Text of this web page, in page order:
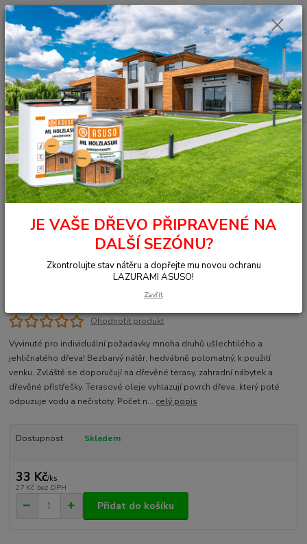
Menu
Hledat
+420 377 441 961 0ks
za 0,00 Kč
Úvod OSMO - přírodní oleje Na dřevo ven Terasy
Terasový olej
007 Teras.olej Teak bezbarvý 0,005 l
007 Teras.olej Teak bezbarvý
0,005 l
Ohodnotit produkt
Vyvinuté pro individuální požadavky mnoha druhů ušlechtilého a
jehličnatého dřeva! Bezbarvý nátěr, hedvábně polomatný, k použití
venku. Zvláště se doporučují na dřevěné terasy, zahradní nábytek a
dřevěné přístřešky. Terasové oleje vyhlazují povrch dřeva, který poté
odpuzuje vodu a nečistoty. Počet n... celý popis
Dostupnost Skladem
33 Kč/ks
27 Kč bez DPH
Přidat do košíku
JE VAŠE DŘEVO PŘIPRAVENÉ NA
DALŠÍ SEZÓNU?
Zkontrolujte stav nátěru a dopřejte mu novou ochranu
LAZURAMI ASUSO!
Zavřít